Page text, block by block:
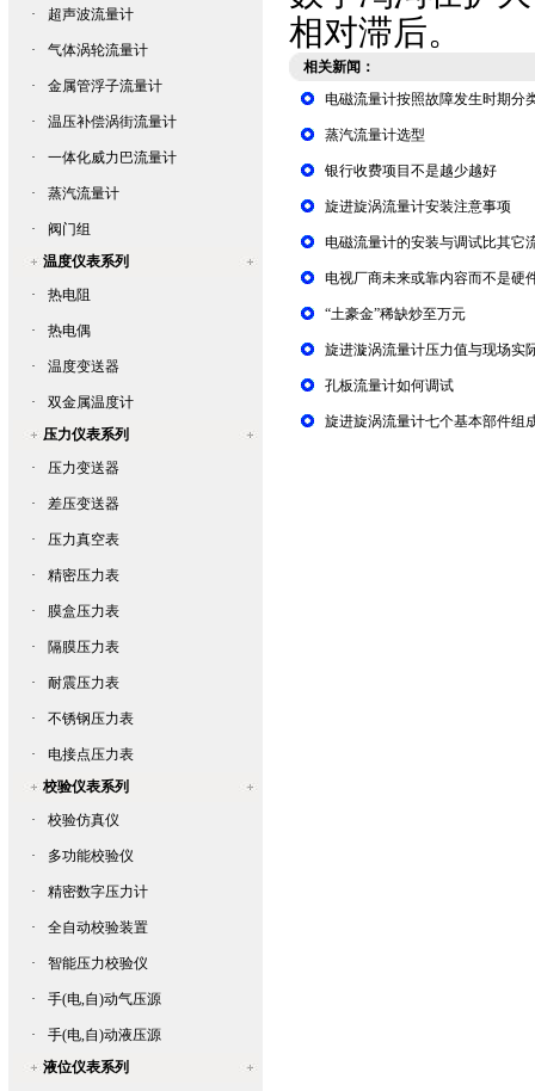
· 超声波流量计
· 气体涡轮流量计
· 金属管浮子流量计
· 温压补偿涡街流量计
· 一体化威力巴流量计
· 蒸汽流量计
·
阀门组
温度仪表系列
·
热电阻
· 热电偶
· 温度变送器
·
双金属温度计
压力仪表系列
·
压力变送器
· 差压变送器
· 压力真空表
· 精密压力表
· 膜盒压力表
· 隔膜压力表
· 耐震压力表
· 不锈钢压力表
·
电接点压力表
校验仪表系列
·
校验仿真仪
· 多功能校验仪
· 精密数字压力计
· 全自动校验装置
· 智能压力校验仪
· 手(电,自)动气压源
·
手(电,自)动液压源
液位仪表系列
相对滞后。
相关新闻：
电磁流量计按照故障发生时期分
蒸汽流量计选型
银行收费项目不是越少越好
旋进旋涡流量计安装注意事项
电磁流量计的安装与调试比其它
电视厂商未来或靠内容而不是硬
“土豪金”稀缺炒至万元
旋进漩涡流量计压力值与现场实
孔板流量计如何调试
旋进旋涡流量计七个基本部件组